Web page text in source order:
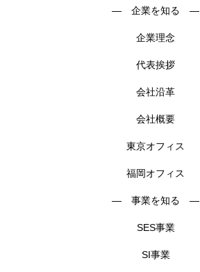
― 企業を知る ―
企業理念
代表挨拶
会社沿革
会社概要
東京オフィス
福岡オフィス
― 事業を知る ―
SES事業
SI事業